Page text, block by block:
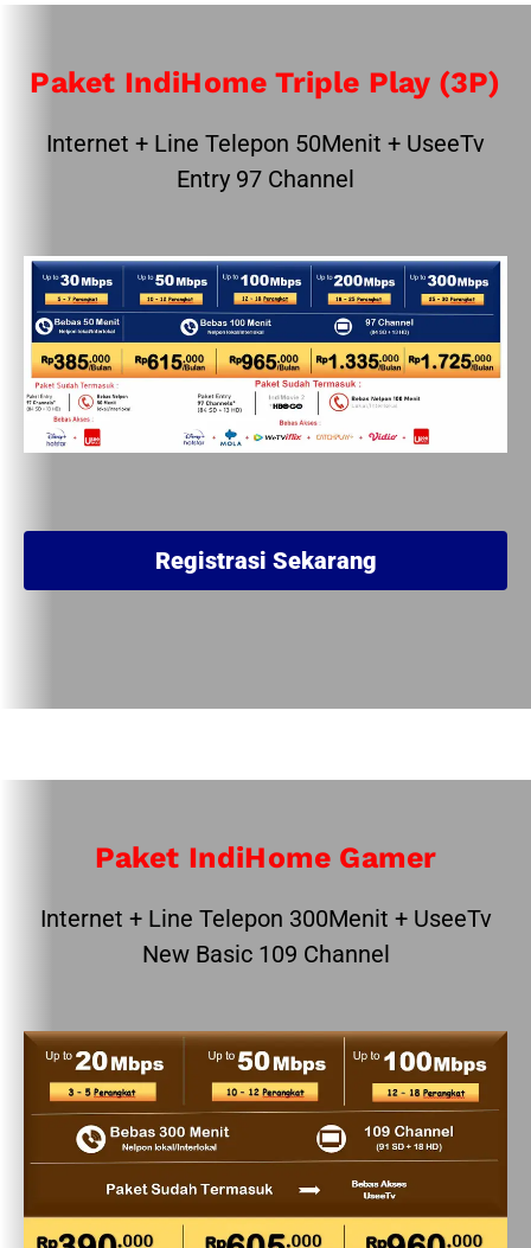
Paket IndiHome Triple Play (3P)
Internet + Line Telepon 50Menit + UseeTv
Entry 97 Channel
Registrasi Sekarang
Paket IndiHome Gamer
Internet + Line Telepon 300Menit + UseeTv
New Basic 109 Channel